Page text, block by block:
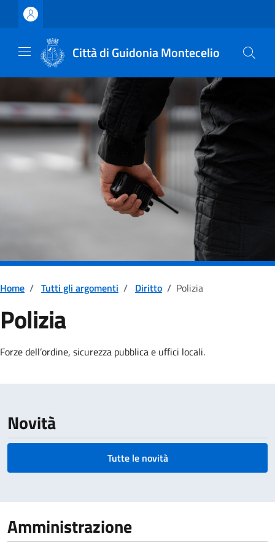
Vai ai contenuti
Vai al footer
Città di Guidonia Montecelio
Home / Tutti gli argomenti / Diritto / Polizia
Polizia
Dettagli della notizia
Forze dell’ordine, sicurezza pubblica e uffici locali.
Novità
Tutte le novità
Amministrazione